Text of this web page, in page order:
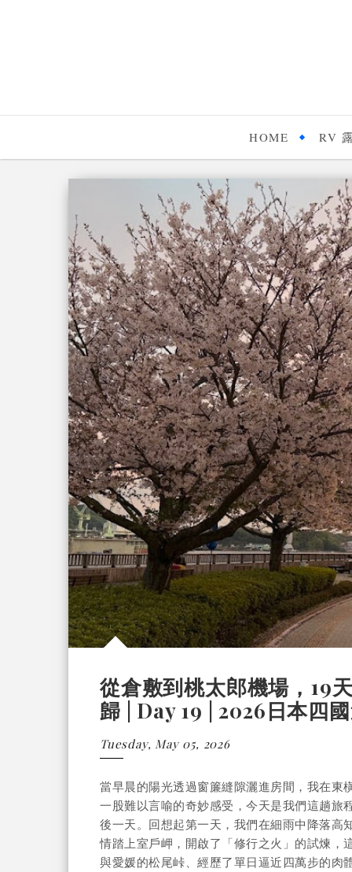
HOME RV
從倉敷到桃太郎機場，19
歸 | Day 19 | 2026日本四
Tuesday, May 05, 2026
當早晨的陽光透過窗簾縫隙灑進房間，我在
一股難以言喻的奇妙感受，今天是我們這趟旅
後一天。回想起第一天，我們在細雨中降落高
情踏上室戶岬，開啟了「修行之火」的試煉，
與愛媛的松尾峠、經歷了單日逼近四萬步的肉